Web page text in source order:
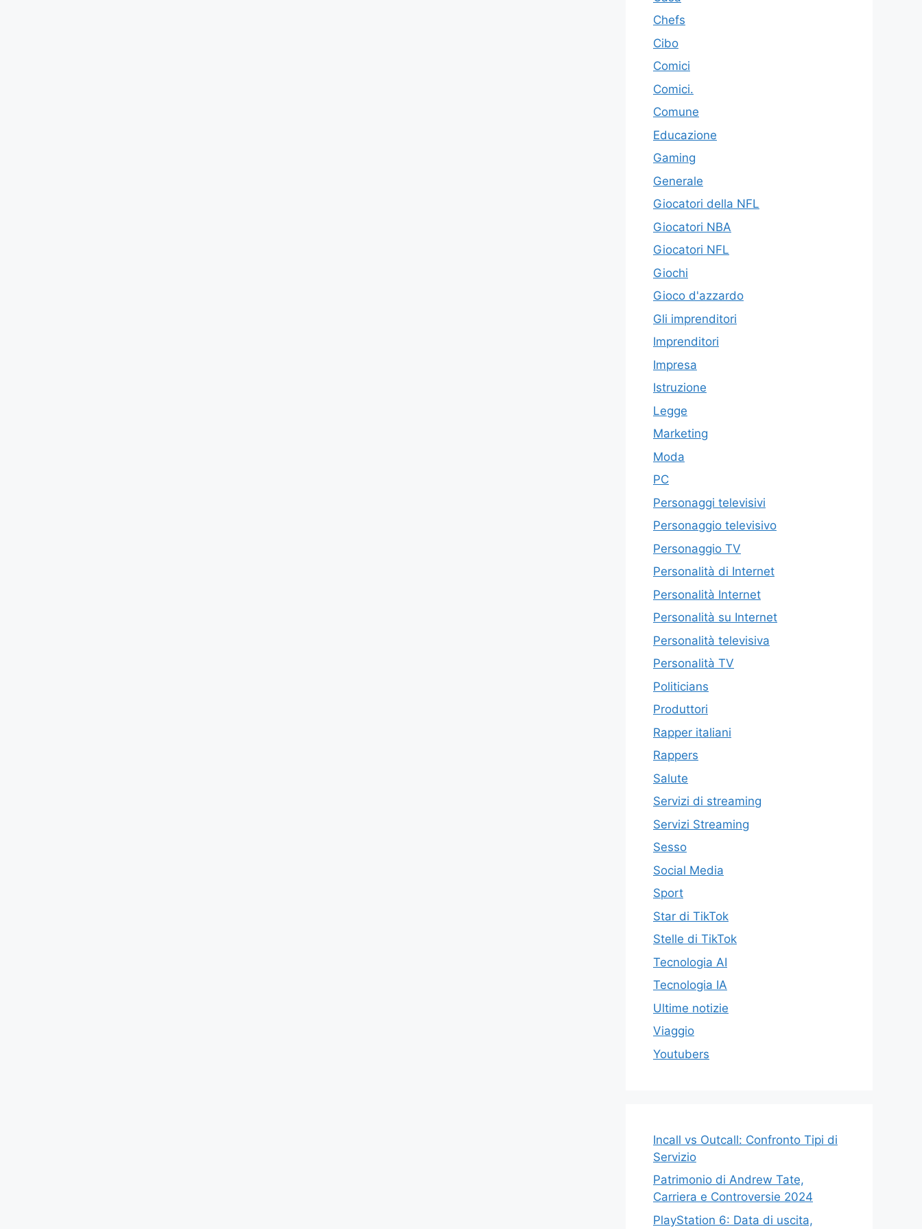
Chefs
Cibo
Comici
Comici.
Comune
Educazione
Gaming
Generale
Giocatori della NFL
Giocatori NBA
Giocatori NFL
Giochi
Gioco d'azzardo
Gli imprenditori
Imprenditori
Impresa
Istruzione
Legge
Marketing
Moda
PC
Personaggi televisivi
Personaggio televisivo
Personaggio TV
Personalità di Internet
Personalità Internet
Personalità su Internet
Personalità televisiva
Personalità TV
Politicians
Produttori
Rapper italiani
Rappers
Salute
Servizi di streaming
Servizi Streaming
Sesso
Social Media
Sport
Star di TikTok
Stelle di TikTok
Tecnologia AI
Tecnologia IA
Ultime notizie
Viaggio
Youtubers
Incall vs Outcall: Confronto Tipi di
Servizio
Patrimonio di Andrew Tate,
Carriera e Controversie 2024
PlayStation 6: Data di uscita,